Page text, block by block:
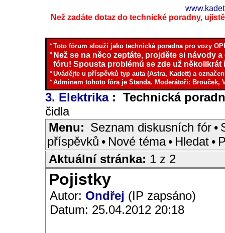
Než zadáte dotaz do technické poradny,
*Toto fórum slouží jako technická poradna pro vozy
* Než se na něco zeptáte, projděte si návody
fóru! Spousta problémů se zde už několikrát
*Uvádějte u příspěvků typ auta (Astra, Kadett) a
*Adminem tohoto fóra je Standa. Moderátoři: Brouček,
3. Elektrika: Technická
čidla
Menu: Seznam diskusních fór •
příspěvků • Nové téma • Hledat •
Aktuální stránka: 1 z 2
Pojistky
Autor: Ondřej (IP zapsáno)
Datum: 25.04.2012 20:18